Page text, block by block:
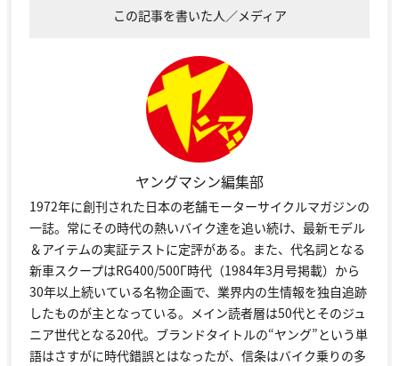
この記事を書いた人／メディア
ヤングマシン編集部
1972年に創刊された日本の老舗モーターサイクルマガジンの
一誌。常にその時代の熱いバイク達を追い続け、最新モデル
＆アイテムの実証テストに定評がある。また、代名詞となる
新車スクープはRG400/500Γ時代（1984年3月号掲載）から
30年以上続いている名物企画で、業界内の生情報を独自追跡
したものが主となっている。メイン読者層は50代とそのジュ
ニア世代となる20代。ブランドタイトルの“ヤング”という単
語はさすがに時代錯誤とはなったが、信条はバイク乗りの多